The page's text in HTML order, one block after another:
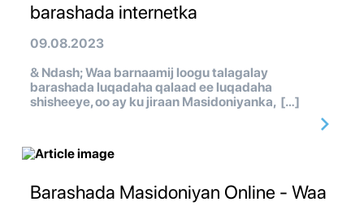
barashada internetka
09.08.2023
& Ndash; Waa barnaamij loogu talagalay
barashada luqadaha qalaad ee luqadaha
shisheeye, oo ay ku jiraan Masidoniyanka, […]
Barashada Masidoniyan Online - Waa